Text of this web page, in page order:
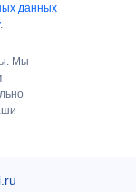
Мы
данных
.